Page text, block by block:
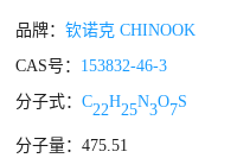
品牌：钦诺克 CHINOOK
CAS号： 153832-46-3
分子式：C22H25N3O7S
分子量：475.51